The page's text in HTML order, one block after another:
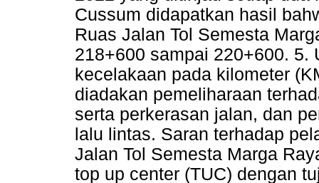
Cussum didapatkan hasil
Ruas Jalan Tol Semesta
218+600 sampai 220+600. 5.
kecelakaan pada kilometer
diadakan pemeliharaan
serta perkerasan jalan, dan
lalu lintas. Saran terhadap
Jalan Tol Semesta Marga
top up center (TUC) dengan